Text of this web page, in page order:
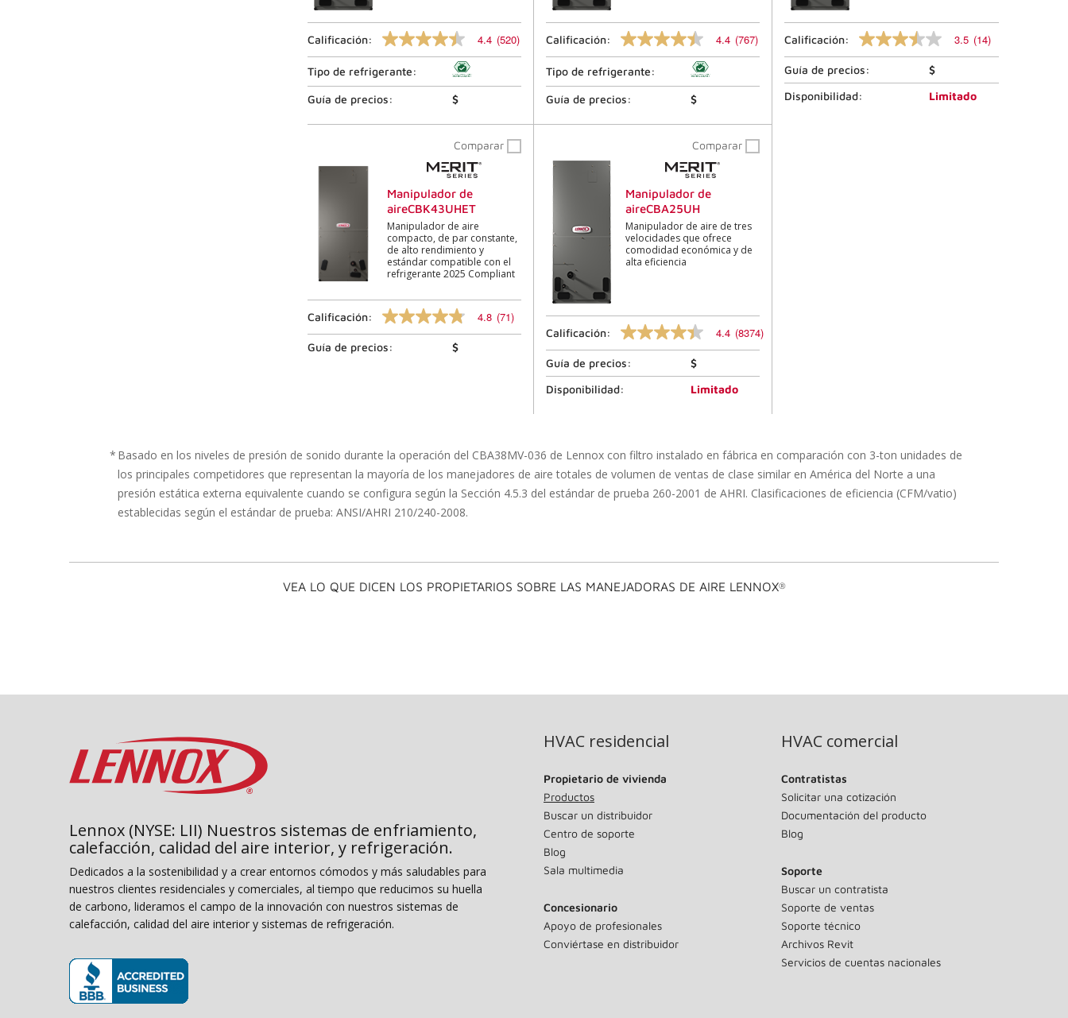
Calificación:
4.4
de
5
estrellas,
valor
de
calificación
El
mismo
enlace
de
la
página.
4.4 (520)
Tipo de refrigerante:
Guía de precios: $
Calificación:
4.4
de
5
estrellas,
valor
de
calificación
El
mismo
enlace
de
la
4.4 (767)
Tipo de refrigerante:
Guía de precios: $
Calificación:
3.5
de
5
estrellas,
valor
3.5 (14)
Guía de precios:
$
Disponibilidad:
Limitado
Comparar
Manipulador de
aireCBK43UHET
Manipulador de aire
compacto, de par constante,
de alto rendimiento y
estándar compatible con el
refrigerante 2025 Compliant
Calificación:
4.8
de
5
reseñas
71
.
El
mismo
enlace
4.8 (71)
Guía de precios: $
Comparar
Manipulador de
aireCBA25UH
Manipulador de aire de tres
velocidades que ofrece
comodidad económica y de
alta eficiencia
Calificación:
4.4
de
5
estrellas,
valor
las
8374
.
página.
4.4 (8374)
Guía de precios:
$
Disponibilidad:
Limitado
* Basado en los niveles de presión de sonido durante la operación del CBA38MV-036 de Lennox con filtro instalado en fábrica en comparación con 3-ton unidades de
los principales competidores que representan la mayoría de los manejadores de aire totales de volumen de ventas de clase similar en América del Norte a una
presión estática externa equivalente cuando se configura según la Sección 4.5.3 del estándar de prueba 260-2001 de AHRI. Clasificaciones de eficiencia (CFM/vatio)
establecidas según el estándar de prueba: ANSI/AHRI 210/240-2008.
VEA LO QUE DICEN LOS PROPIETARIOS SOBRE LAS MANEJADORAS DE AIRE LENNOX®
Lennox (NYSE: LII) Nuestros sistemas de enfriamiento,
calefacción, calidad del aire interior, y refrigeración.
Dedicados a la sostenibilidad y a crear entornos cómodos y más saludables para
nuestros clientes residenciales y comerciales, al tiempo que reducimos su huella
de carbono, lideramos el campo de la innovación con nuestros sistemas de
calefacción, calidad del aire interior y sistemas de refrigeración.
HVAC residencial
Propietario de vivienda
Productos
Buscar un distribuidor
Centro de soporte
Blog
Sala multimedia
Concesionario
Apoyo de profesionales
Conviértase en distribuidor
HVAC comercial
Contratistas
Solicitar una cotización
Documentación del producto
Blog
Soporte
Buscar un contratista
Soporte de ventas
Soporte técnico
Archivos Revit
Servicios de cuentas nacionales